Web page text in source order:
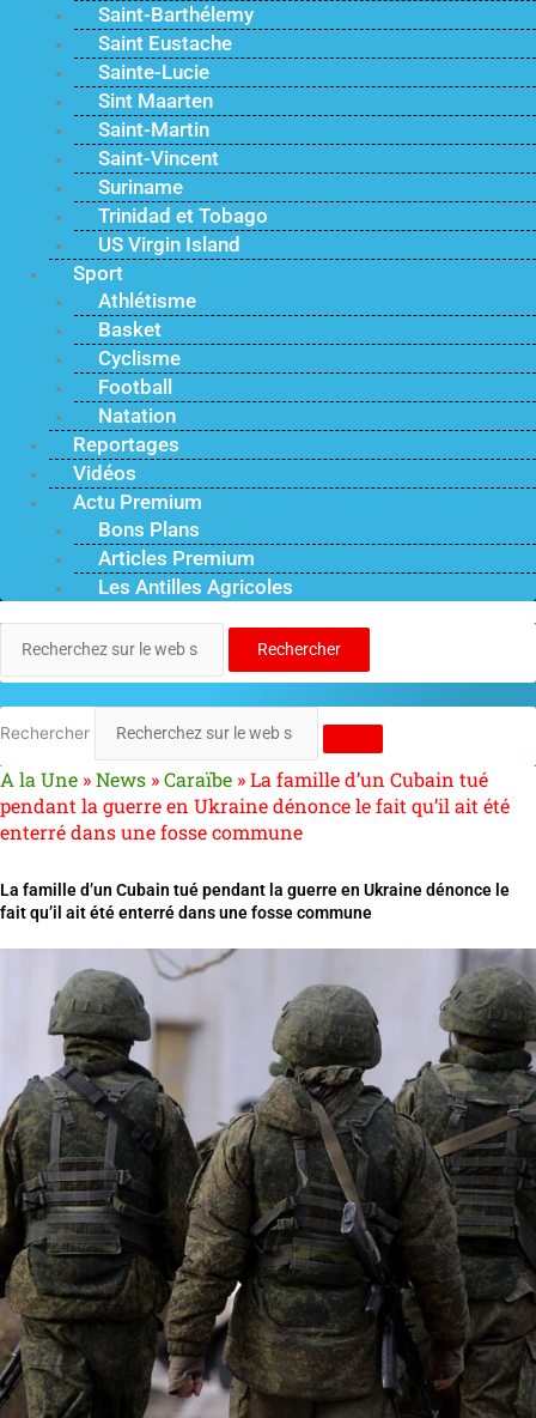
Saint-Barthélemy
Saint Eustache
Sainte-Lucie
Sint Maarten
Saint-Martin
Saint-Vincent
Suriname
Trinidad et Tobago
US Virgin Island
Sport
Athlétisme
Basket
Cyclisme
Football
Natation
Reportages
Vidéos
Actu Premium
Bons Plans
Articles Premium
Les Antilles Agricoles
Rechercher
Rechercher
A la Une »News »Caraïbe »La famille d’un Cubain tué
pendant la guerre en Ukraine dénonce le fait qu’il ait été
enterré dans une fosse commune
La famille d’un Cubain tué pendant la guerre en Ukraine dénonce le
fait qu’il ait été enterré dans une fosse commune